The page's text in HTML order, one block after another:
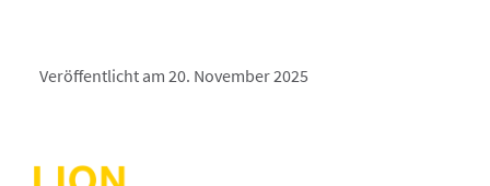
Veröffentlicht am 20. November 2025